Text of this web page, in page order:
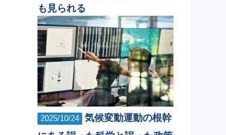
も見られる
2025/10/24 気候変動運動の根幹